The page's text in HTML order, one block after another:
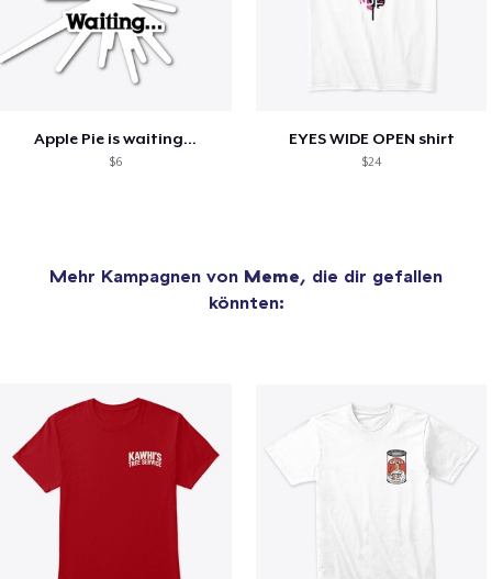
Apple Pie is waiting...
$6
EYES WIDE OPEN shirt
$24
Mehr Kampagnen von Meme, die dir gefallen
könnten: